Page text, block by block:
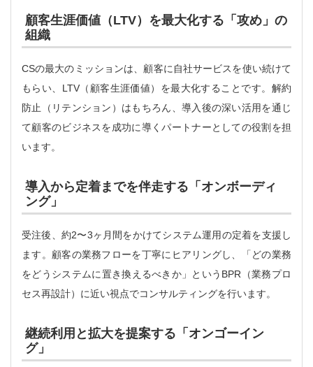
顧客生涯価値（LTV）を最大化する「攻め」の
組織
CSの最大のミッションは、顧客に自社サービスを使い続けて
もらい、LTV（顧客生涯価値）を最大化することです。解約
防止（リテンション）はもちろん、導入後の深い活用を通じ
て顧客のビジネスを成功に導くパートナーとしての役割を担
います。
導入から定着までを伴走する「オンボーディ
ング」
受注後、約2〜3ヶ月間をかけてシステム運用の定着を支援し
ます。顧客の業務フローを丁寧にヒアリングし、「どの業務
をどうシステムに置き換えるべきか」というBPR（業務プロ
セス再設計）に近い視点でコンサルティングを行います。
継続利用と拡大を提案する「オンゴーイン
グ」